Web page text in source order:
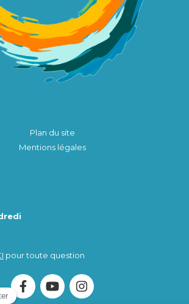
Plan du site
Mentions légales
pour toute question